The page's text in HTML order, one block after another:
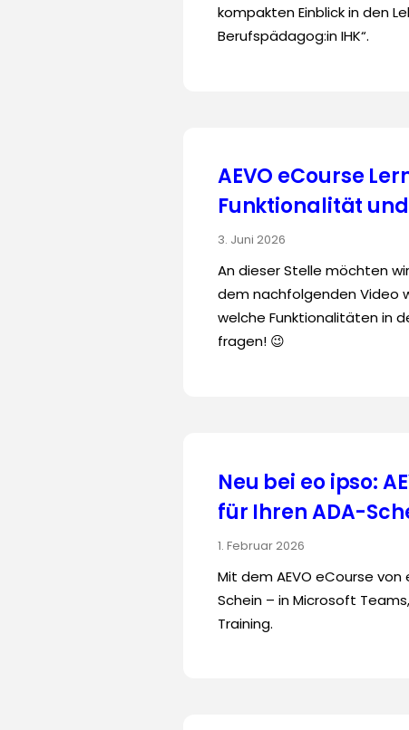
kompakten Einblick in den
Berufspädagog:in IHK“.
AEVO eCourse
Funktionalität
3. Juni 2026
An dieser Stelle möchten
dem nachfolgenden Video
welche Funktionalitäten in
fragen! 😉
Neu bei eo ipso:
für Ihren ADA-
1. Februar 2026
Mit dem AEVO eCourse
Schein – in Microsoft
Training.